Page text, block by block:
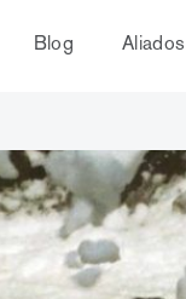
Blog Aliados